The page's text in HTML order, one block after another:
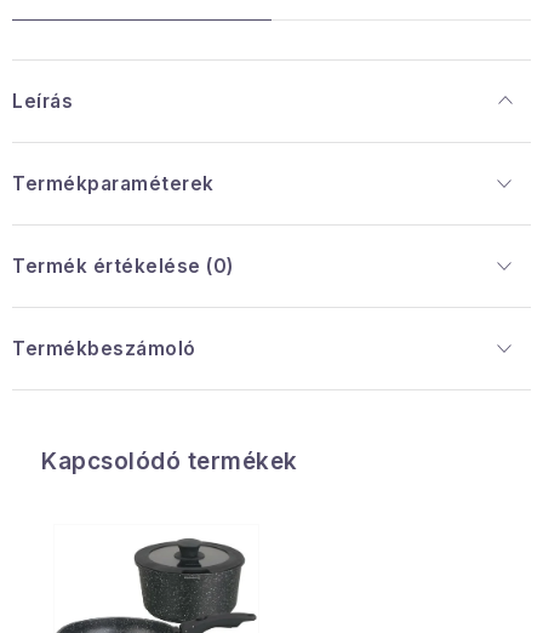
Leírás
Termékparaméterek
Termék értékelése (0)
Termékbeszámoló
Kapcsolódó termékek